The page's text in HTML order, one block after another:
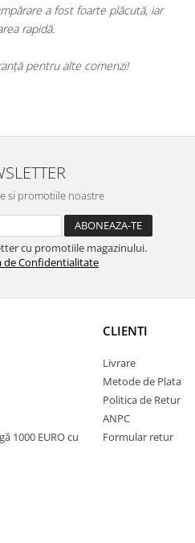
a pielii
produse de
netedă. Experiența
Voi reveni
si promotiile noastre
cu promotiile magazinului.
de Confidentialitate
1000 EURO cu
CLIENTI
Livrare
Metode de Plata
Politica de Retur
ANPC
Formular retur